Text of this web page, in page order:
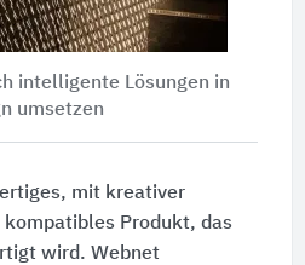
intelligente Lösungen in
umsetzen
mit kreativer
Produkt, das
wird. Webnet